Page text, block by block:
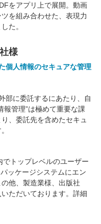
をアプリ上で展開。動画
を組み合わせた、表現力
た。
様
個人情報のセキュアな管理
部に委託するにあたり、自
報管理”は極めて重要な課
、委託先を含めたセキュ
でトップレベルのユーザー
ッケージシステムにエン
他、製造業様、出版社
ただいております。詳細